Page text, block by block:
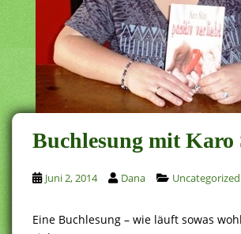
Buchlesung mit Karo
Juni 2, 2014 Dana Uncategorized
Eine Buchlesung – wie läuft sowas